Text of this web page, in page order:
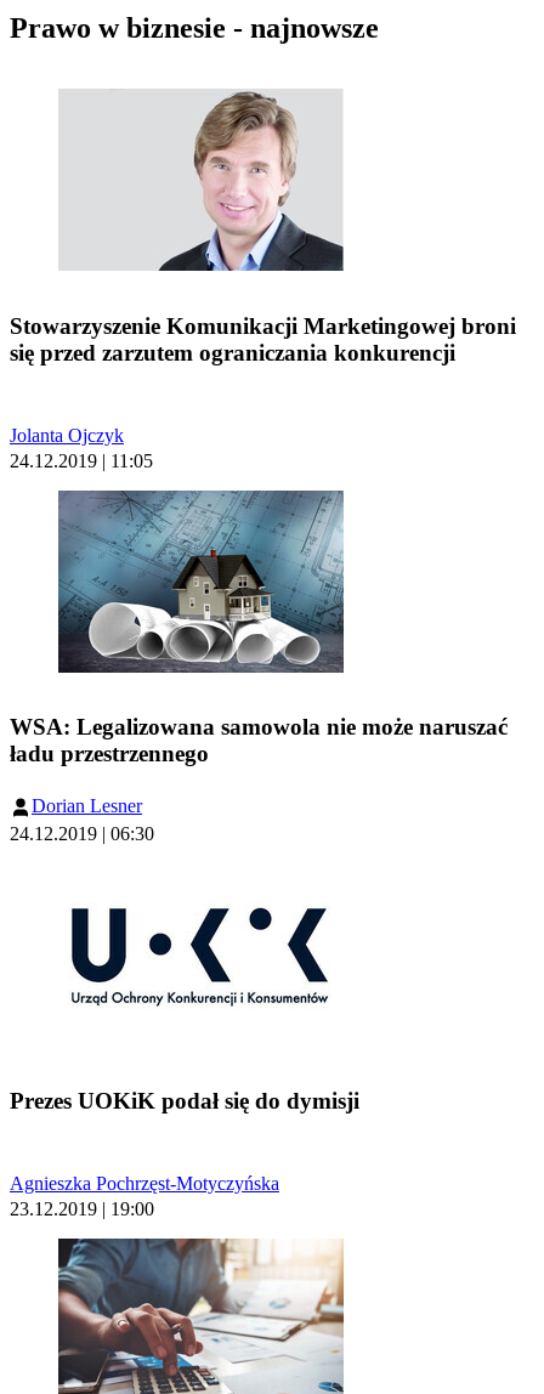
Prawo w biznesie - najnowsze
Stowarzyszenie Komunikacji Marketingowej broni
się przed zarzutem ograniczania konkurencji
Jolanta Ojczyk
24.12.2019 | 11:05
WSA: Legalizowana samowola nie może naruszać
ładu przestrzennego
Dorian Lesner
24.12.2019 | 06:30
Prezes UOKiK podał się do dymisji
Agnieszka Pochrzęst-Motyczyńska
23.12.2019 | 19:00